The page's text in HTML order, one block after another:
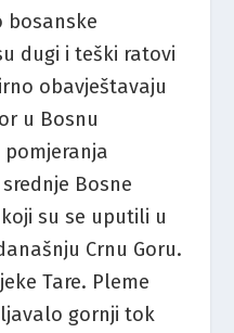
bosanske
dugi i teški ratovi
obavještavaju
u Bosnu
Bosne
su se uputili u
Crnu Goru.
Tare. Pleme
gornji tok